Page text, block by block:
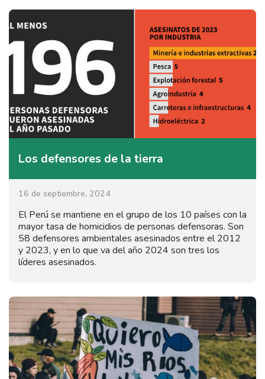
Los defensores de la tierra
16 de septiembre, 2024
El Perú se mantiene en el grupo de los 10 países con la
mayor tasa de homicidios de personas defensoras. Son
58 defensores ambientales asesinados entre el 2012
y 2023, y en lo que va del año 2024 son tres los
líderes asesinados.